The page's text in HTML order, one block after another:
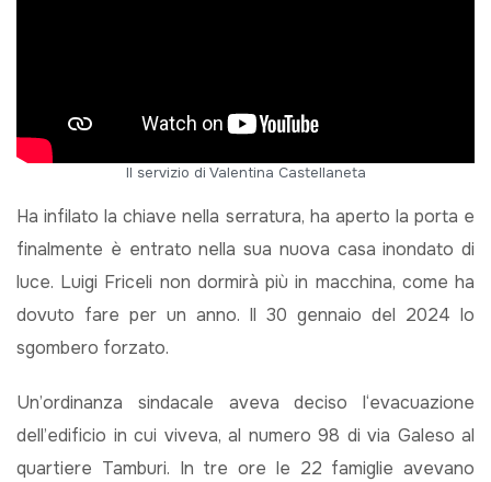
Il servizio di Valentina Castellaneta
Ha infilato la chiave nella serratura, ha aperto la porta e
finalmente è entrato nella sua nuova casa inondato di
luce. Luigi Friceli non dormirà più in macchina, come ha
dovuto fare per un anno. Il 30 gennaio del 2024 lo
sgombero forzato.
Un’ordinanza sindacale aveva deciso l‘evacuazione
dell’edificio in cui viveva, al numero 98 di via Galeso al
quartiere Tamburi. In tre ore le 22 famiglie avevano